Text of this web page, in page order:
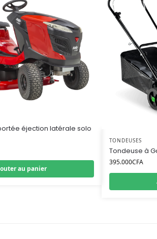
éjection latérale solo
au panier
TONDEUSES
Tondeuse à
395.000CFA